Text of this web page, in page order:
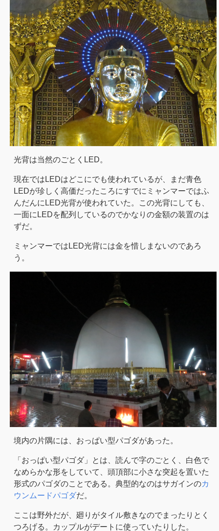
光背は当然のごとくLED。
現在ではLEDはどこにでも使われているが、まだ青色
LEDが珍しく高価だったころにすでにミャンマーではふ
んだんにLED光背が使われていた。この光背にしても、
一面にLEDを配列しているのでかなりの金額の装置のは
ずだ。
ミャンマーではLED光背には金を惜しまないのであろ
う。
境内の片隅には、おっぱい型パゴダがあった。
「おっぱい型パゴダ」とは、読んで字のごとく、白色で
なめらかな形をしていて、頭頂部に小さな突起を置いた
形式のパゴダのことである。典型的なのはサガインのカ
ウンムードパゴダだ。
ここは野外だが、廻りがタイル敷きなのでまったりとく
つろげる。カップルがデートに使っていたりした。